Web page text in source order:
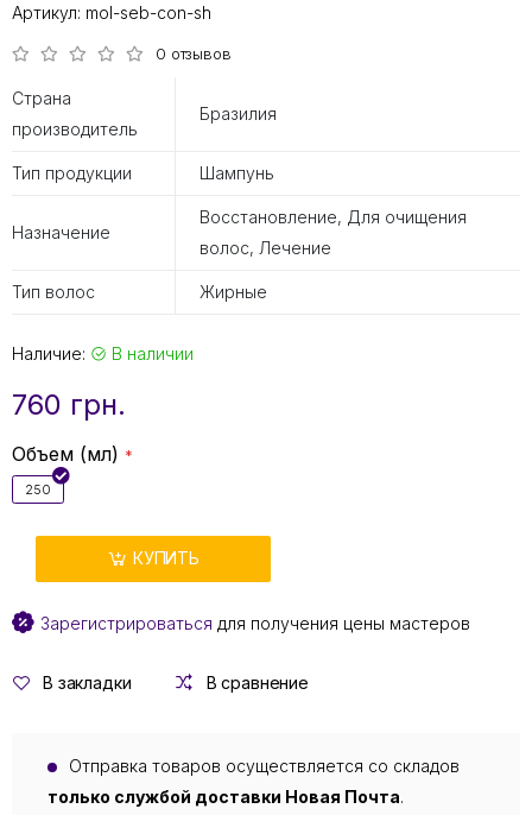
Артикул: mol-seb-con-sh
0 отзывов
Страна
производитель
Бразилия
Тип продукции Шампунь
Назначение
Восстановление, Для очищения
волос, Лечение
Тип волос Жирные
Наличие: В наличии
760 грн.
Объем (мл)
250
КУПИТЬ
Зарегистрироваться для получения цены мастеров
В закладки В сравнение
Отправка товаров осуществляется со складов
только службой доставки Новая Почта.